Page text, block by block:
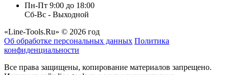
Пн-Пт 9:00 до 18:00
Сб-Вс - Выходной
«Line-Tools.Ru» © 2026 год
Об обработке персональных данных Политика
конфиденциальности
Все права защищены, копирование материалов запрещено.